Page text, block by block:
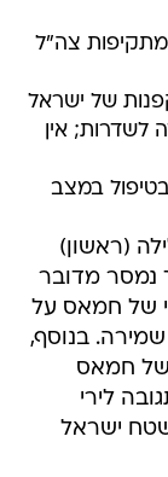
מתקיפות צה"ל
של ישראל
אין
במצב
(ראשון)
נמסר מדובר
של חמאס על
בנוסף,
של חמאס
לירי
ישראל